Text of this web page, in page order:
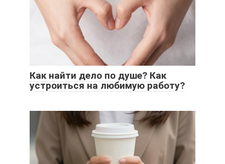
Как найти дело по душе? Как
устроиться на любимую работу?